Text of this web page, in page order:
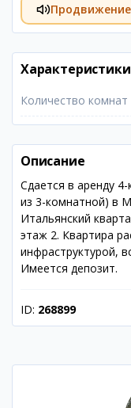
Продвижение
Характеристики
Количество комнат
Описание
Сдается в аренду
из 3-комнатной) в
Итальянский
этаж 2. Квартира
инфраструктурой,
Имеется депозит.
ID: 268899